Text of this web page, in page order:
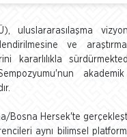
uluslararasılaşma
ve
kararlılıkla
Bosna Hersek'te
aynı bilimsel